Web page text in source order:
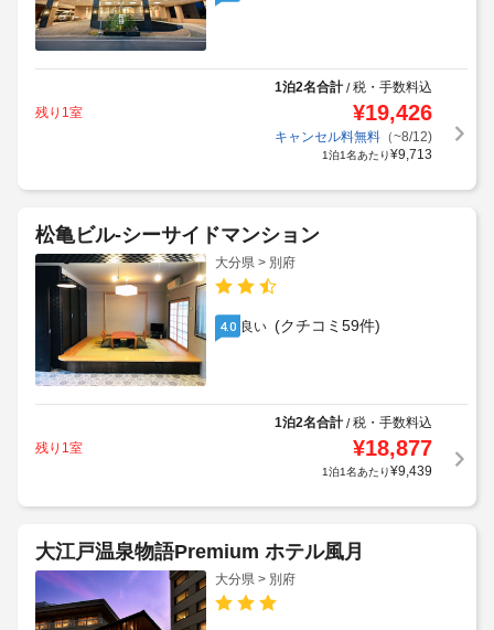
1泊2名合計/税・手数料込
残り1室
¥19,426
キャンセル料無料（~8/12)
1泊1名あたり¥9,713
松亀ビル-シーサイドマンション
大分県 > 別府
4.0 良い (クチコミ59件)
1泊2名合計/税・手数料込
残り1室
¥18,877
1泊1名あたり¥9,439
大江戸温泉物語Premium ホテル風月
大分県 > 別府